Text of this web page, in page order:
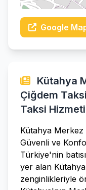
Google
Kütahya
Çiğdem
Taksi Hizmeti
Kütahya Merkez
Güvenli ve
Türkiye'nin
yer alan
zenginlikleriyle